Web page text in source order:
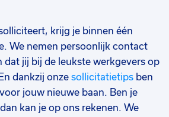
krijg je binnen één
We nemen persoonlijk contact
dat jij bij de leukste werkgevers op
dankzij onze sollicitatietips ben
jouw nieuwe baan. Ben je
kan je op ons rekenen. We